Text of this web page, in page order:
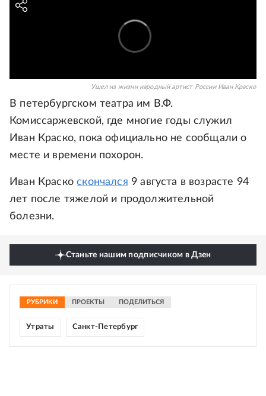
Ушел из жизни народный артист России Иван Краско
В петербургском театра им В.Ф.
Комиссаржевской, где многие годы служил
Иван Краско, пока официально не сообщали о
месте и времени похорон.
Иван Краскоскончался 9 августа в возрасте 94
лет после тяжелой и продолжительной
болезни.
Станьте нашим подписчиком в Дзен
РУБРИКИ ПРОЕКТЫ ПОДЕЛИТЬСЯ
Утраты Санкт-Петербург